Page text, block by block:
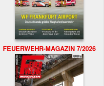
FEUERWEHR-MAGAZIN 7/2026